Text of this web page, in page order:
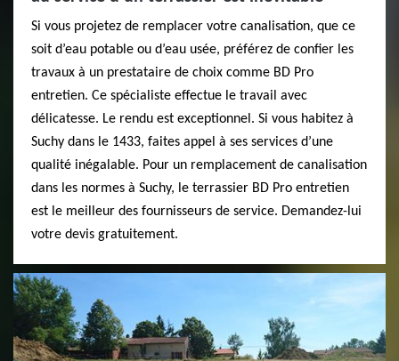
Si vous projetez de remplacer votre canalisation, que ce
soit d’eau potable ou d’eau usée, préférez de confier les
travaux à un prestataire de choix comme BD Pro
entretien. Ce spécialiste effectue le travail avec
délicatesse. Le rendu est exceptionnel. Si vous habitez à
Suchy dans le 1433, faites appel à ses services d’une
qualité inégalable. Pour un remplacement de canalisation
dans les normes à Suchy, le terrassier BD Pro entretien
est le meilleur des fournisseurs de service. Demandez-lui
votre devis gratuitement.